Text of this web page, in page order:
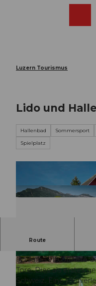
Luzern Tourismus
Lido und
Hallenbad Sommersport
Spielplatz
© Beat Brechbühl | Luzern
CC-BY-
Route
Das Lido-Hallenbad
ausmacht.
Im Jahr 1919 öffnete
Tore. Dies als erstes
Schweiz. Eine